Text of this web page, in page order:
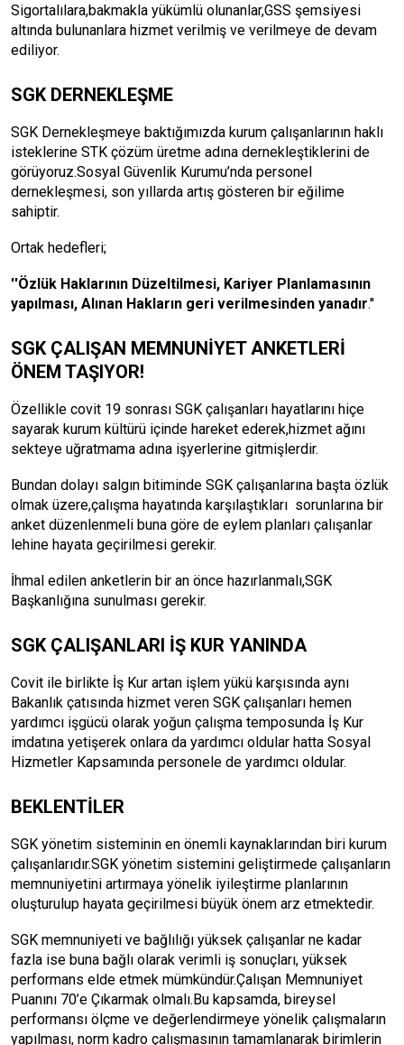
Sigortalılara,bakmakla yükümlü olunanlar,GSS şemsiyesi
altında bulunanlara hizmet verilmiş ve verilmeye de devam
ediliyor.
SGK DERNEKLEŞME
SGK Dernekleşmeye baktığımızda kurum çalışanlarının haklı
isteklerine STK çözüm üretme adına dernekleştiklerini de
görüyoruz.Sosyal Güvenlik Kurumu’nda personel
dernekleşmesi, son yıllarda artış gösteren bir eğilime
sahiptir.
Ortak hedefleri;
''Özlük Haklarının Düzeltilmesi, Kariyer Planlamasının
yapılması, Alınan Hakların geri verilmesinden yanadır.''
SGK ÇALIŞAN MEMNUNİYET ANKETLERİ
ÖNEM TAŞIYOR!
Özellikle covit 19 sonrası SGK çalışanları hayatlarını hiçe
sayarak kurum kültürü içinde hareket ederek,hizmet ağını
sekteye uğratmama adına işyerlerine gitmişlerdir.
Bundan dolayı salgın bitiminde SGK çalışanlarına başta özlük
olmak üzere,çalışma hayatında karşılaştıkları sorunlarına bir
anket düzenlenmeli buna göre de eylem planları çalışanlar
lehine hayata geçirilmesi gerekir.
İhmal edilen anketlerin bir an önce hazırlanmalı,SGK
Başkanlığına sunulması gerekir.
SGK ÇALIŞANLARI İŞ KUR YANINDA
Covit ile birlikte İş Kur artan işlem yükü karşısında aynı
Bakanlık çatısında hizmet veren SGK çalışanları hemen
yardımcı işgücü olarak yoğun çalışma temposunda İş Kur
imdatına yetişerek onlara da yardımcı oldular hatta Sosyal
Hizmetler Kapsamında personele de yardımcı oldular.
BEKLENTİLER
SGK yönetim sisteminin en önemli kaynaklarından biri kurum
çalışanlarıdır.SGK yönetim sistemini geliştirmede çalışanların
memnuniyetini artırmaya yönelik iyileştirme planlarının
oluşturulup hayata geçirilmesi büyük önem arz etmektedir.
SGK memnuniyeti ve bağlılığı yüksek çalışanlar ne kadar
fazla ise buna bağlı olarak verimli iş sonuçları, yüksek
performans elde etmek mümkündür.Çalışan Memnuniyet
Puanını 70’e Çıkarmak olmalı.Bu kapsamda, bireysel
performansı ölçme ve değerlendirmeye yönelik çalışmaların
yapılması, norm kadro çalışmasının tamamlanarak birimlerin